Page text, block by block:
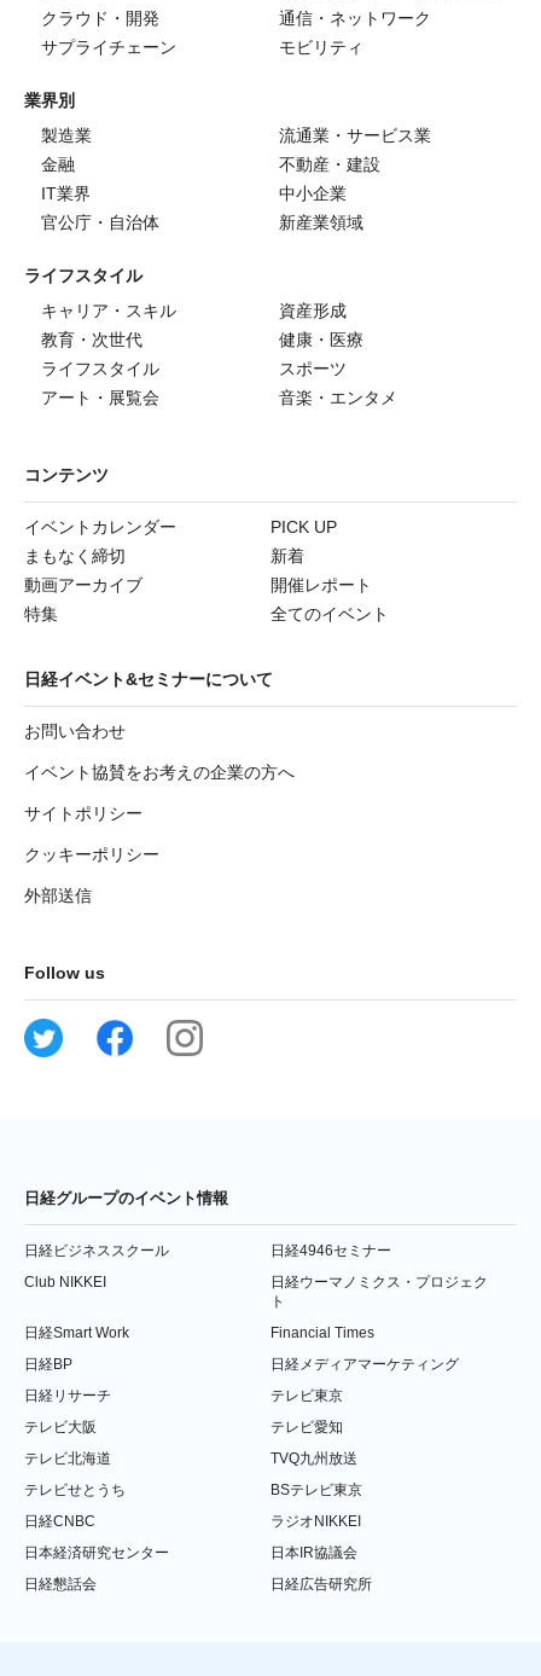
クラウド・開発
通信・ネットワーク
サプライチェーン
モビリティ
業界別
製造業
流通業・サービス業
金融
不動産・建設
IT業界
中小企業
官公庁・自治体
新産業領域
ライフスタイル
キャリア・スキル
資産形成
教育・次世代
健康・医療
ライフスタイル
スポーツ
アート・展覧会
音楽・エンタメ
コンテンツ
イベントカレンダー
PICK UP
まもなく締切
新着
動画アーカイブ
開催レポート
特集
全てのイベント
日経イベント&セミナーについて
お問い合わせ
イベント協賛をお考えの企業の方へ
サイトポリシー
クッキーポリシー
外部送信
Follow us
日経グループのイベント情報
日経ビジネススクール
日経4946セミナー
Club NIKKEI
日経ウーマノミクス・プロジェク
ト
日経Smart Work
Financial Times
日経BP
日経メディアマーケティング
日経リサーチ
テレビ東京
テレビ大阪
テレビ愛知
テレビ北海道
TVQ九州放送
テレビせとうち
BSテレビ東京
日経CNBC
ラジオNIKKEI
日本経済研究センター
日本IR協議会
日経懇話会
日経広告研究所